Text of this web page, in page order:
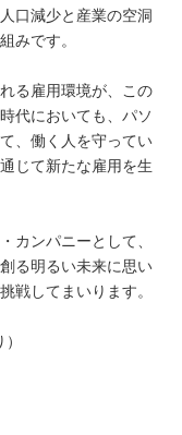
口減少と産業の空洞
みです。
る雇用環境が、この
代においても、パソ
、働く人を守ってい
じて新たな雇用を生
カンパニーとして、
る明るい未来に思い
戦してまいります。